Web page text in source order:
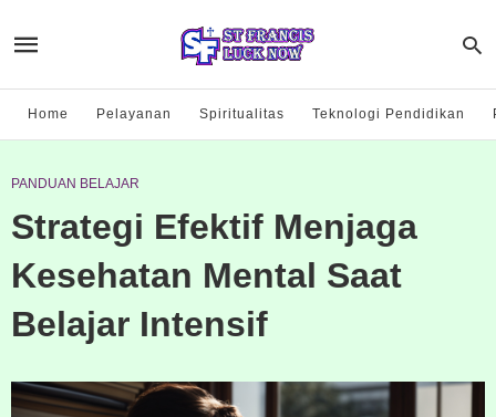
Home Pelayanan Spiritualitas Teknologi Pendidikan
PANDUAN BELAJAR
Strategi Efektif Menjaga
Kesehatan Mental Saat
Belajar Intensif